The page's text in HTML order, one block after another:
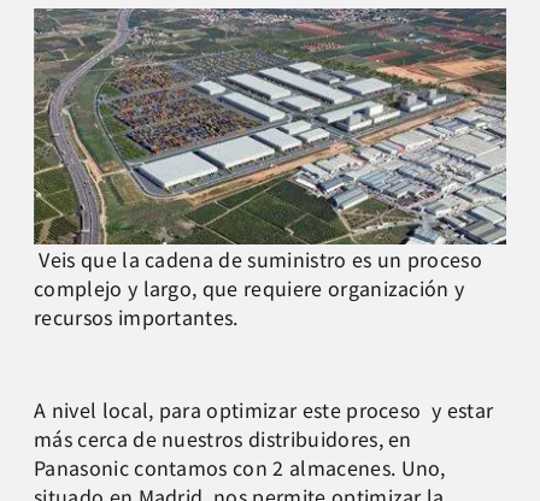
Veis que la cadena de suministro es un proceso
complejo y largo, que requiere organización y
recursos importantes.
A nivel local, para optimizar este proceso y estar
más cerca de nuestros distribuidores, en
Panasonic contamos con 2 almacenes. Uno,